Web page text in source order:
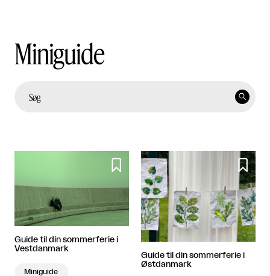
Miniguide


Guide til din sommerferie i
Vestdanmark
Miniguide

Guide til din sommerferie i
Østdanmark